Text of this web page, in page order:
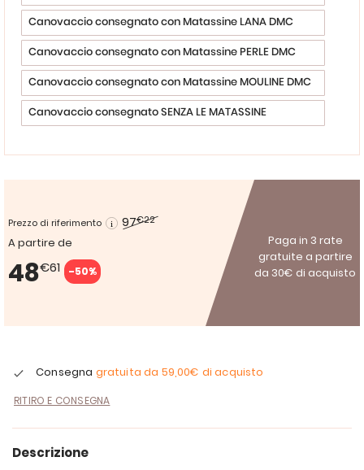
Canovaccio consegnato con Matassine LANA DMC
Canovaccio consegnato con Matassine PERLE DMC
Canovaccio consegnato con Matassine MOULINE DMC
Canovaccio consegnato SENZA LE MATASSINE
Prezzo di riferimento 97€22
A partire de
48€61 -50%
Paga in 3 rate
gratuite a partire
da 30€ di acquisto
Consegna gratuita da 59,00€ di acquisto
RITIRO E CONSEGNA
Descrizione